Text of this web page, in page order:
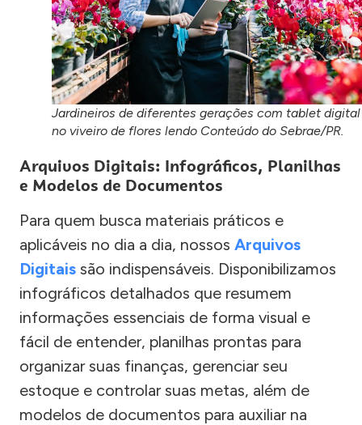
Jardineiros de diferentes gerações com tablet digital
no viveiro de flores lendo Conteúdo do Sebrae/PR.
Arquivos Digitais: Infográficos, Planilhas
e Modelos de Documentos
Para quem busca materiais práticos e
aplicáveis no dia a dia, nossos Arquivos
Digitais são indispensáveis. Disponibilizamos
infográficos detalhados que resumem
informações essenciais de forma visual e
fácil de entender, planilhas prontas para
organizar suas finanças, gerenciar seu
estoque e controlar suas metas, além de
modelos de documentos para auxiliar na